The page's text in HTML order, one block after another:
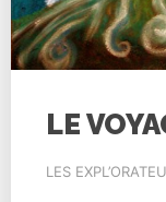
LE
LES